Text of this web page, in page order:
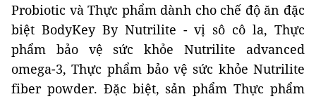
Probiotic và Thực phẩm dành cho chế độ ăn đặc
biệt BodyKey By Nutrilite - vị sô cô la, Thực
phẩm bảo vệ sức khỏe Nutrilite advanced
omega-3, Thực phẩm bảo vệ sức khỏe Nutrilite
fiber powder. Đặc biệt, sản phẩm Thực phẩm